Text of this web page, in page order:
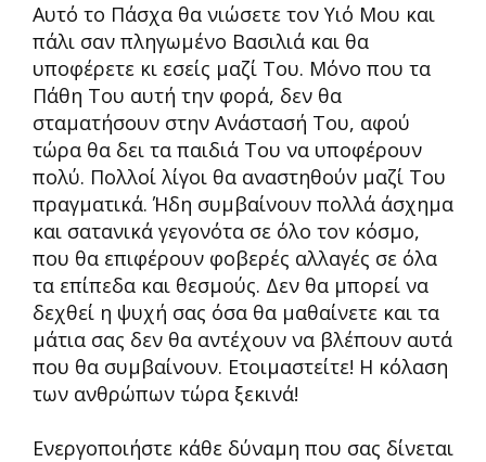
Αυτό το Πάσχα θα νιώσετε τον Υιό Μου και
πάλι σαν πληγωμένο Βασιλιά και θα
υποφέρετε κι εσείς μαζί Του. Μόνο που τα
Πάθη Του αυτή την φορά, δεν θα
σταματήσουν στην Ανάστασή Του, αφού
τώρα θα δει τα παιδιά Του να υποφέρουν
πολύ. Πολλοί λίγοι θα αναστηθούν μαζί Του
πραγματικά. Ήδη συμβαίνουν πολλά άσχημα
και σατανικά γεγονότα σε όλο τον κόσμο,
που θα επιφέρουν φοβερές αλλαγές σε όλα
τα επίπεδα και θεσμούς. Δεν θα μπορεί να
δεχθεί η ψυχή σας όσα θα μαθαίνετε και τα
μάτια σας δεν θα αντέχουν να βλέπουν αυτά
που θα συμβαίνουν. Ετοιμαστείτε! Η κόλαση
των ανθρώπων τώρα ξεκινά!
Ενεργοποιήστε κάθε δύναμη που σας δίνεται